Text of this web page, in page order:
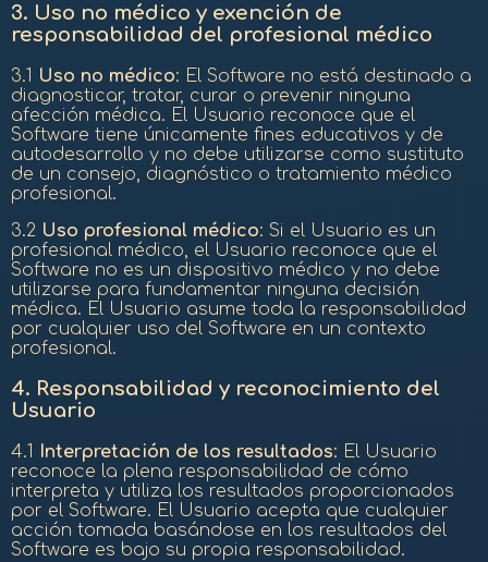
3. Uso no médico y exención de
responsabilidad del profesional médico
3.1 Uso no médico: El Software no está destinado a
diagnosticar, tratar, curar o prevenir ninguna
afección médica. El Usuario reconoce que el
Software tiene únicamente fines educativos y de
autodesarrollo y no debe utilizarse como sustituto
de un consejo, diagnóstico o tratamiento médico
profesional.
3.2 Uso profesional médico: Si el Usuario es un
profesional médico, el Usuario reconoce que el
Software no es un dispositivo médico y no debe
utilizarse para fundamentar ninguna decisión
médica. El Usuario asume toda la responsabilidad
por cualquier uso del Software en un contexto
profesional.
4. Responsabilidad y reconocimiento del
Usuario
4.1 Interpretación de los resultados: El Usuario
reconoce la plena responsabilidad de cómo
interpreta y utiliza los resultados proporcionados
por el Software. El Usuario acepta que cualquier
acción tomada basándose en los resultados del
Software es bajo su propia responsabilidad.